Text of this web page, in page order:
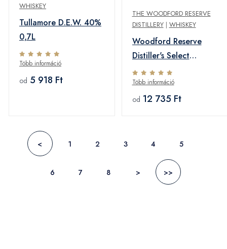
WHISKEY
Tullamore D.E.W. 40%
0,7L
Több információ
od 5 918 Ft
THE WOODFORD RESERVE
DISTILLERY| WHISKEY
Woodford Reserve
Distiller's Select
Straight Bourbon
43,2% 0,7L
Több információ
od 12 735 Ft
< 1 2 3 4 5
6 7 8 > >>